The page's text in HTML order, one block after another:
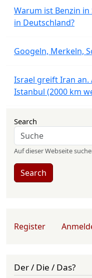
Warum ist Benzin in
in Deutschland?
Googeln, Merkeln,
Israel greift Iran an.
Istanbul (2000 km
Search
Auf dieser Webseite
Search
User account menu
Register
Der / Die / Das?